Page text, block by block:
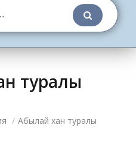
туралы
/ Абылай хан туралы